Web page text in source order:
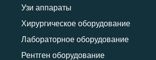
Узи аппараты
Хирургическое оборудование
Лабораторное оборудование
Рентген оборудование